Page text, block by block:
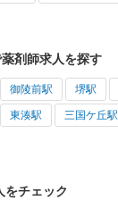
剤師求人を探す
御陵前駅 堺駅
東湊駅 三国ケ丘駅
をチェック